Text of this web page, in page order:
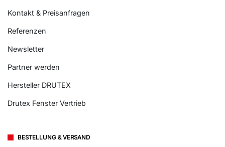
Kontakt & Preisanfragen
Referenzen
Newsletter
Partner werden
Hersteller DRUTEX
Drutex Fenster Vertrieb
BESTELLUNG & VERSAND